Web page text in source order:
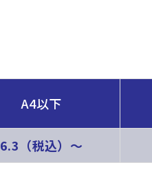
A4以下
6.3（税込）〜